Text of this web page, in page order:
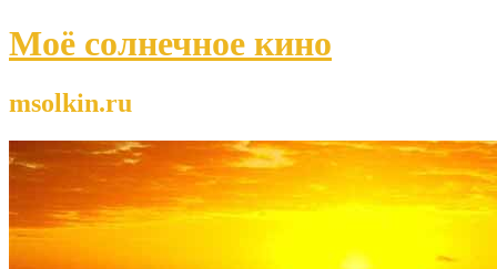
Моё солнечное кино
msolkin.ru